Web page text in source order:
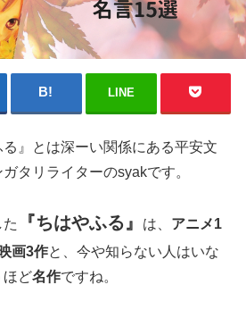
LINE
』とは深ーい関係にある平安文
タリライターのsyakです。
『ちはやふる』 は、 アニメ1
画3作と、今や知らない人はいな
ほど名作ですね。